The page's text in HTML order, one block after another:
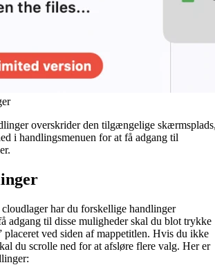
overskrider den tilgængelige
i handlingsmenuen for at få adgang til
har du forskellige handlinger
adgang til disse muligheder skal du blot trykke
ved siden af mappetitlen. Hvis du ikke
du scrolle ned for at afsløre flere valg. Her er